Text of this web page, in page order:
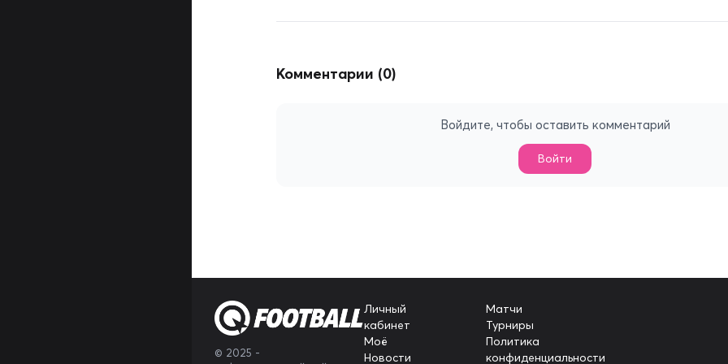
Комментарии (0)
Войдите, чтобы оставить комментарий
Войти
© 2025 -
Личный
кабинет
Моё
Новости
Матчи
Турниры
Политика
конфиденциальности